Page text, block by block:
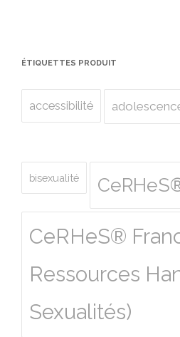
ÉTIQUETTES PRODUIT
accessibilité
bisexualité
CeRHeS®
Ressources
Sexualités)